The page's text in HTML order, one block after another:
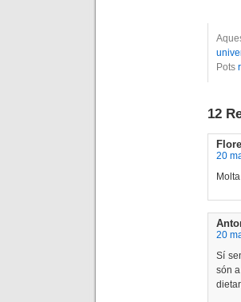
Pots
12
20
20
Sí
són